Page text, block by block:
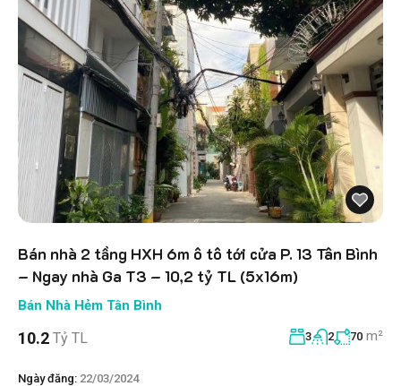
Bán nhà 2 tầng HXH 6m ô tô tới cửa P. 13 Tân Bình
– Ngay nhà Ga T3 – 10,2 tỷ TL (5x16m)
Bán Nhà Hẻm Tân Bình
10.2 Tỷ TL 3 2 70 m²
Ngày đăng: 22/03/2024